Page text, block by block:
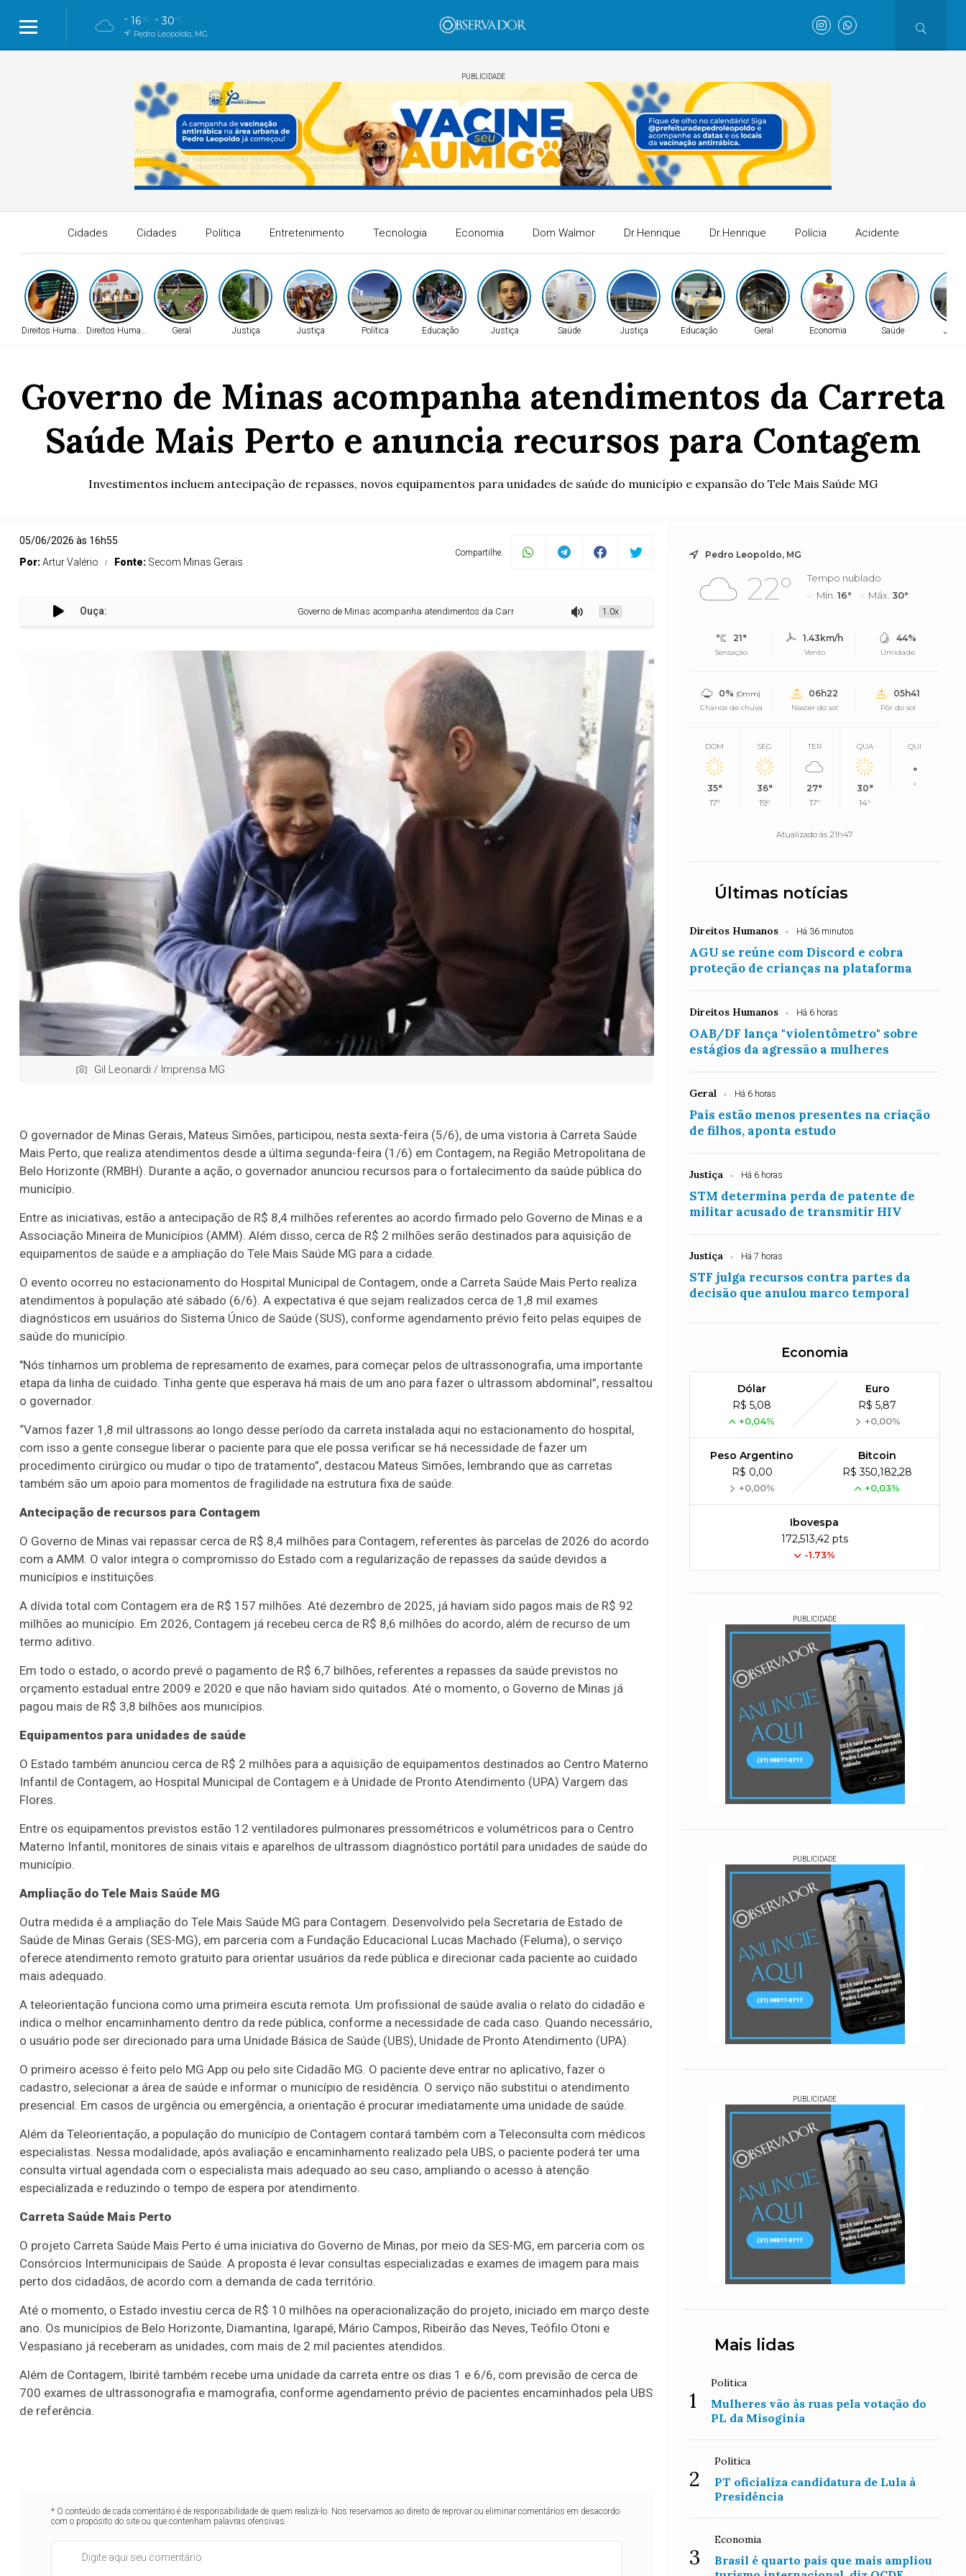
16°C 30°C
Pedro Leopoldo, MG
PUBLICIDADE
Cidades Cidades Política Entretenimento Tecnologia Economia Dom Walmor Dr.Henrique Dr.Henrique Polícia Acidente
Direitos HumanosDireitos Humanos Geral Justiça Justiça Política Educação Justiça Saúde Justiça Educação Geral Economia Saúde
Governo de Minas acompanha atendimentos da Carreta
Saúde Mais Perto e anuncia recursos para Contagem
Investimentos incluem antecipação de repasses, novos equipamentos para unidades de saúde do município e expansão do Tele Mais Saúde MG
05/06/2026 às 16h55
Por:Artur Valério Fonte: Secom Minas Gerais
Compartilhe:
Ouça: Governo de Minas acompanha atendimentos da Carreta Saúde Mais Perto e anuncia recursos para Contagem
1.0x
Gil Leonardi / Imprensa MG
O governador de Minas Gerais, Mateus Simões, participou, nesta sexta-feira (5/6), de uma vistoria à Carreta Saúde
Mais Perto, que realiza atendimentos desde a última segunda-feira (1/6) em Contagem, na Região Metropolitana de
Belo Horizonte (RMBH). Durante a ação, o governador anunciou recursos para o fortalecimento da saúde pública do
município.
Entre as iniciativas, estão a antecipação de R$ 8,4 milhões referentes ao acordo firmado pelo Governo de Minas e a
Associação Mineira de Municípios (AMM). Além disso, cerca de R$ 2 milhões serão destinados para aquisição de
equipamentos de saúde e a ampliação do Tele Mais Saúde MG para a cidade.
O evento ocorreu no estacionamento do Hospital Municipal de Contagem, onde a Carreta Saúde Mais Perto realiza
atendimentos à população até sábado (6/6). A expectativa é que sejam realizados cerca de 1,8 mil exames
diagnósticos em usuários do Sistema Único de Saúde (SUS), conforme agendamento prévio feito pelas equipes de
saúde do município.
"Nós tínhamos um problema de represamento de exames, para começar pelos de ultrassonografia, uma importante
etapa da linha de cuidado. Tinha gente que esperava há mais de um ano para fazer o ultrassom abdominal”, ressaltou
o governador.
“Vamos fazer 1,8 mil ultrassons ao longo desse período da carreta instalada aqui no estacionamento do hospital,
com isso a gente consegue liberar o paciente para que ele possa verificar se há necessidade de fazer um
procedimento cirúrgico ou mudar o tipo de tratamento”, destacou Mateus Simões, lembrando que as carretas
também são um apoio para momentos de fragilidade na estrutura fixa de saúde.
Antecipação de recursos para Contagem
O Governo de Minas vai repassar cerca de R$ 8,4 milhões para Contagem, referentes às parcelas de 2026 do acordo
com a AMM. O valor integra o compromisso do Estado com a regularização de repasses da saúde devidos a
municípios e instituições.
A dívida total com Contagem era de R$ 157 milhões. Até dezembro de 2025, já haviam sido pagos mais de R$ 92
milhões ao município. Em 2026, Contagem já recebeu cerca de R$ 8,6 milhões do acordo, além de recurso de um
termo aditivo.
Em todo o estado, o acordo prevê o pagamento de R$ 6,7 bilhões, referentes a repasses da saúde previstos no
orçamento estadual entre 2009 e 2020 e que não haviam sido quitados. Até o momento, o Governo de Minas já
pagou mais de R$ 3,8 bilhões aos municípios.
Equipamentos para unidades de saúde
O Estado também anunciou cerca de R$ 2 milhões para a aquisição de equipamentos destinados ao Centro Materno
Infantil de Contagem, ao Hospital Municipal de Contagem e à Unidade de Pronto Atendimento (UPA) Vargem das
Flores.
Entre os equipamentos previstos estão 12 ventiladores pulmonares pressométricos e volumétricos para o Centro
Materno Infantil, monitores de sinais vitais e aparelhos de ultrassom diagnóstico portátil para unidades de saúde do
município.
Ampliação do Tele Mais Saúde MG
Outra medida é a ampliação do Tele Mais Saúde MG para Contagem. Desenvolvido pela Secretaria de Estado de
Saúde de Minas Gerais (SES-MG), em parceria com a Fundação Educacional Lucas Machado (Feluma), o serviço
oferece atendimento remoto gratuito para orientar usuários da rede pública e direcionar cada paciente ao cuidado
mais adequado.
A teleorientação funciona como uma primeira escuta remota. Um profissional de saúde avalia o relato do cidadão e
indica o melhor encaminhamento dentro da rede pública, conforme a necessidade de cada caso. Quando necessário,
o usuário pode ser direcionado para uma Unidade Básica de Saúde (UBS), Unidade de Pronto Atendimento (UPA).
O primeiro acesso é feito pelo MG App ou pelo site Cidadão MG. O paciente deve entrar no aplicativo, fazer o
cadastro, selecionar a área de saúde e informar o município de residência. O serviço não substitui o atendimento
presencial. Em casos de urgência ou emergência, a orientação é procurar imediatamente uma unidade de saúde.
Além da Teleorientação, a população do município de Contagem contará também com a Teleconsulta com médicos
especialistas. Nessa modalidade, após avaliação e encaminhamento realizado pela UBS, o paciente poderá ter uma
consulta virtual agendada com o especialista mais adequado ao seu caso, ampliando o acesso à atenção
especializada e reduzindo o tempo de espera por atendimento.
Carreta Saúde Mais Perto
O projeto Carreta Saúde Mais Perto é uma iniciativa do Governo de Minas, por meio da SES-MG, em parceria com os
Consórcios Intermunicipais de Saúde. A proposta é levar consultas especializadas e exames de imagem para mais
perto dos cidadãos, de acordo com a demanda de cada território.
Até o momento, o Estado investiu cerca de R$ 10 milhões na operacionalização do projeto, iniciado em março deste
ano. Os municípios de Belo Horizonte, Diamantina, Igarapé, Mário Campos, Ribeirão das Neves, Teófilo Otoni e
Vespasiano já receberam as unidades, com mais de 2 mil pacientes atendidos.
Além de Contagem, Ibirité também recebe uma unidade da carreta entre os dias 1 e 6/6, com previsão de cerca de
700 exames de ultrassonografia e mamografia, conforme agendamento prévio de pacientes encaminhados pela UBS
de referência.
* O conteúdo de cada comentário é de responsabilidade de quem realizá-lo. Nos reservamos ao direito de reprovar ou eliminar comentários em desacordo
com o propósito do site ou que contenham palavras ofensivas.
Pedro Leopoldo, MG
22°
Tempo nublado
Mín.16° Máx.30°
21°
Sensação
1.43km/h
Vento
44%
Umidade
0% (0mm)
Chance de chuva
06h22
Nascer do sol
05h41
Pôr do sol
DOM
35°
17°
SEG
36°
19°
TER
27°
17°
QUA
30°
14°
QUI
°
°
Atualizado às 21h47
Últimas notícias
Direitos Humanos Há 36 minutos
AGU se reúne com Discord e cobra
proteção de crianças na plataforma
Direitos Humanos Há 6 horas
OAB/DF lança "violentômetro" sobre
estágios da agressão a mulheres
Geral Há 6 horas
Pais estão menos presentes na criação
de filhos, aponta estudo
Justiça Há 6 horas
STM determina perda de patente de
militar acusado de transmitir HIV
Justiça Há 7 horas
STF julga recursos contra partes da
decisão que anulou marco temporal
Economia
Dólar
R$ 5,08
+0,04%
Euro
R$ 5,87
+0,00%
Peso Argentino
R$ 0,00
+0,00%
Bitcoin
R$ 350,182,28
+0,03%
Ibovespa
172,513,42 pts
-1.73%
PUBLICIDADE
PUBLICIDADE
PUBLICIDADE
Mais lidas
1
Política
Mulheres vão às ruas pela votação do
PL da Misoginia
2
Política
PT oficializa candidatura de Lula à
Presidência
3
Economia
Brasil é quarto país que mais ampliou